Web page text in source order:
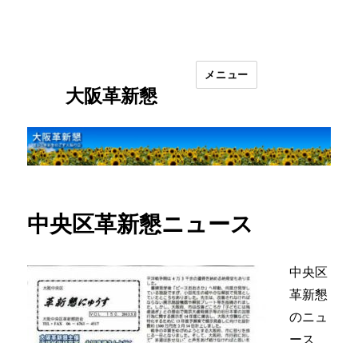
大阪革新懇
メニュー
中央区革新懇ニュース
中央区
革新懇
のニュ
ース